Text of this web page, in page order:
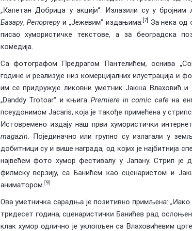
„Капетан Добрица у акцији“. Излазили су у бројним
Базару,Репортеруи „Јежевим” издањима. [7]
За нека од
писао хумористичке текстове, а за београдска
комедија.
Са фотографом Предрагом Пантелићем, оснива
године и реализује низ комерцијалних илустрација и
им се придружује ликовни уметник Јакша Влаховић и
„Danddy Trotoar“ и књига Premiere in comic cafeна
псеудонимом Jacaris, која је такође примећена у
Истовремено издају наш први хумористички
magazin. Појединачно или групно су излагали у
добитници су и више награда, од којих је најбитнија
највећем фото хумор фестивалу у Јапану. Стрип је
филмску верзију, са Банићем као сценаристом и
аниматором. [9]
Ова уметничка сарадња је позитивно примљена: „Иако
тридесет година, сценаристички Банићев рад
клак хумор одлично је уклопљен са Влаховићевим